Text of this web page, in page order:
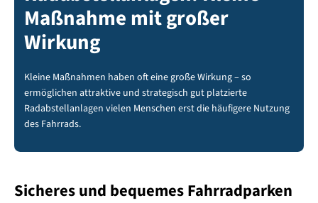
Maßnahme mit großer
Wirkung
Kleine Maßnahmen haben oft eine große Wirkung – so
ermöglichen attraktive und strategisch gut platzierte
Radabstellanlagen vielen Menschen erst die häufigere Nutzung
des Fahrrads.
Sicheres und bequemes Fahrradparken